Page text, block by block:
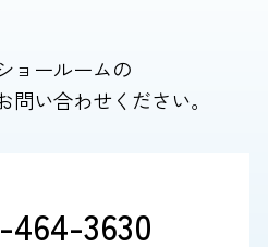
ョールームの
問い合わせください。
464-3630